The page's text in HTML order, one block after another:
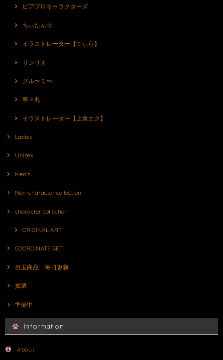
ピアプロキャラクターズ
ちぃたん☆
イラストレーター【てぃら】
サンリオ
グル〜ミ〜
寧々丸
イラストレーター【上倉エク】
Ladies
Unisex
Men's
Non-character collection
character collection
ORIGINAL ART
COORDINATE SET
目玉商品 毎日更新
抽選
準備中
Information
About